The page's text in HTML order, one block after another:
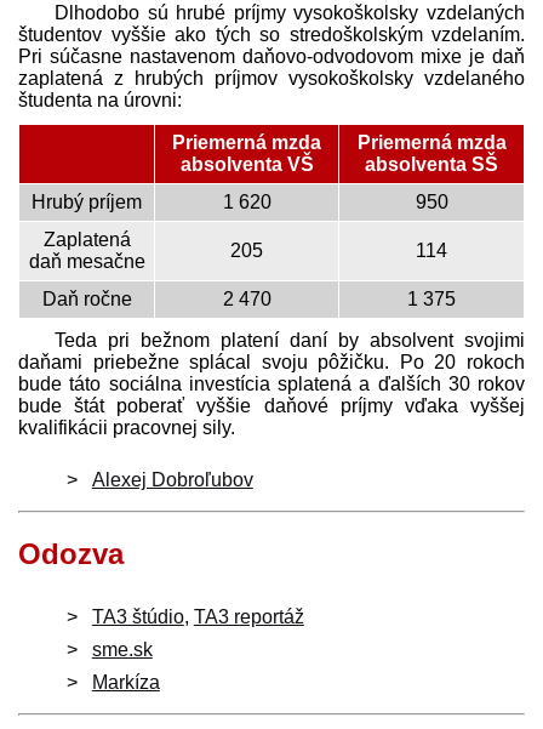
Dlhodobo sú hrubé príjmy vysoko­školsky vzdelaných
študentov vyššie ako tých so stredo­školským vzdelaním.
Pri súčasne nastavenom daňovo-odvodovom mixe je daň
zaplatená z hrubých príjmov vysoko­školsky vzdelaného
študenta na úrovni:
Priemerná mzda
absolventa VŠ
Priemerná mzda
absolventa SŠ
Hrubý príjem
1 620
950
Zaplatená
daň mesačne
205 114
Daň ročne 2 470
1 375
Teda pri bežnom platení daní by absolvent svojimi
daňami priebežne splácal svoju pôžičku. Po 20 rokoch
bude táto sociálna investícia splatená a ďalších 30 rokov
bude štát poberať vyššie daňové príjmy vďaka vyššej
kvalifikácii pracovnej sily.
Alexej Dobroľubov
Odozva
TA3 štúdio, TA3 reportáž
sme.sk
Markíza